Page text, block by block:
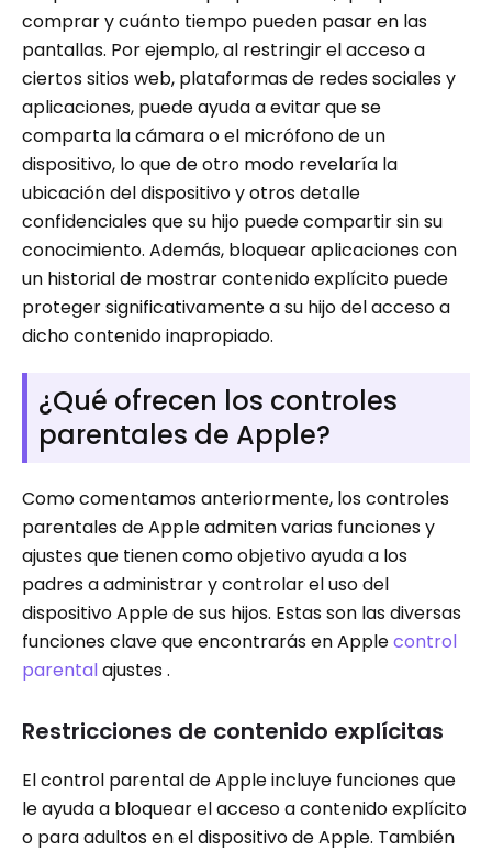
comprar y cuánto tiempo pueden pasar en las
pantallas. Por ejemplo, al restringir el acceso a
ciertos sitios web, plataformas de redes sociales y
aplicaciones, puede ayuda a evitar que se
comparta la cámara o el micrófono de un
dispositivo, lo que de otro modo revelaría la
ubicación del dispositivo y otros detalle
confidenciales que su hijo puede compartir sin su
conocimiento. Además, bloquear aplicaciones con
un historial de mostrar contenido explícito puede
proteger significativamente a su hijo del acceso a
dicho contenido inapropiado.
¿Qué ofrecen los controles
parentales de Apple?
Como comentamos anteriormente, los controles
parentales de Apple admiten varias funciones y
ajustes que tienen como objetivo ayuda a los
padres a administrar y controlar el uso del
dispositivo Apple de sus hijos. Estas son las diversas
funciones clave que encontrarás en Applecontrol
parentalajustes .
Restricciones de contenido explícitas
El control parental de Apple incluye funciones que
le ayuda a bloquear el acceso a contenido explícito
o para adultos en el dispositivo de Apple. También